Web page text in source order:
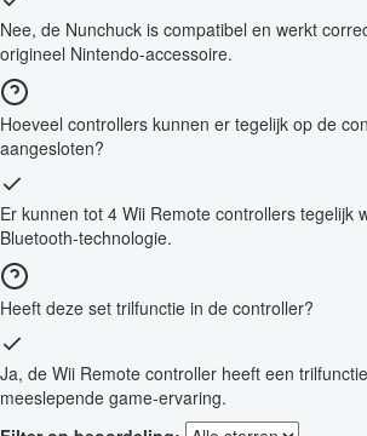
Nee, de Nunchuck is compatibel en werkt
origineel Nintendo-accessoire.
Hoeveel controllers kunnen er tegelijk op de
aangesloten?
Er kunnen tot 4 Wii Remote controllers tegelijk
Bluetooth-technologie.
Heeft deze set trilfunctie in de controller?
Ja, de Wii Remote controller heeft een
meeslepende game-ervaring.